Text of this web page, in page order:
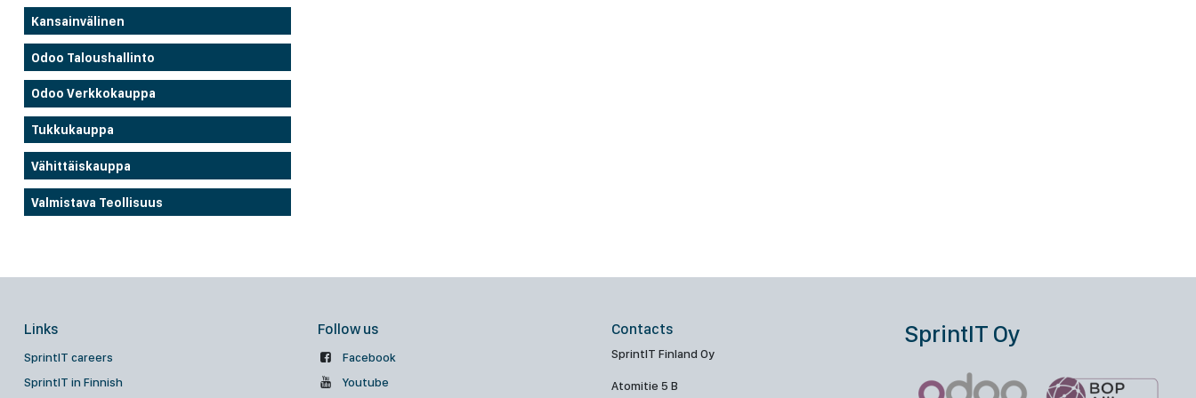
Kansainvälinen
Odoo Taloushallinto
Odoo Verkkokauppa
Tukkukauppa
Vähittäiskauppa
Valmistava Teollisuus
Links
SprintIT careers
SprintIT in Finnish
Follow us
Facebook
Youtube
Contacts
SprintIT Finland Oy
Atomitie 5 B
SprintIT Oy